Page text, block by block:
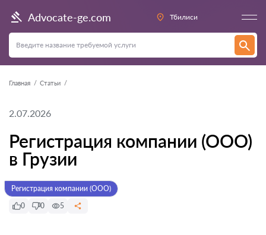
Advocate-ge.com Тбилиси
Главная Статьи
2.07.2026
Регистрация компании (ООО)
в Грузии
Регистрация компании (ООО)
0
0 5